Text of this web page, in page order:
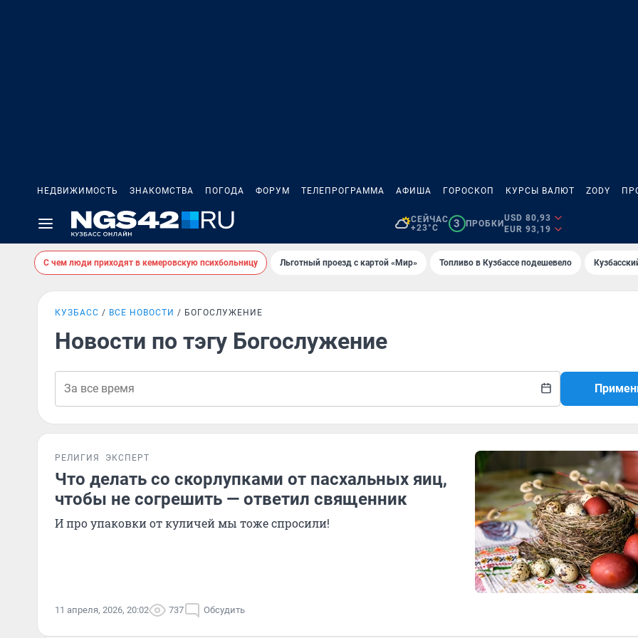
НЕДВИЖИМОСТЬ ЗНАКОМСТВА ПОГОДА ФОРУМ ТЕЛЕПРОГРАММА АФИША ГОРОСКОП КУРСЫ ВАЛЮТ ZODY
СЕЙЧАС
+23°C
3 ПРОБКИ
USD 80,93
EUR 93,19
С чем люди приходят в кемеровскую психбольницу Льготный проезд с картой «Мир» Топливо в Кузбассе подешевело
КУЗБАСС ВСЕ НОВОСТИ БОГОСЛУЖЕНИЕ
Новости по тэгу Богослужение
РЕЛИГИЯ ЭКСПЕРТ
Что делать со скорлупками от пасхальных яиц,
чтобы не согрешить — ответил священник
И про упаковки от куличей мы тоже спросили!
11 апреля, 2026, 20:02 737 Обсудить